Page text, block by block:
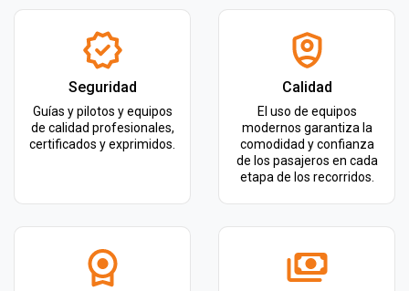
Seguridad
Guías y pilotos y equipos
de calidad profesionales,
certificados y exprimidos.
Calidad
El uso de equipos
modernos garantiza la
comodidad y confianza
de los pasajeros en cada
etapa de los recorridos.